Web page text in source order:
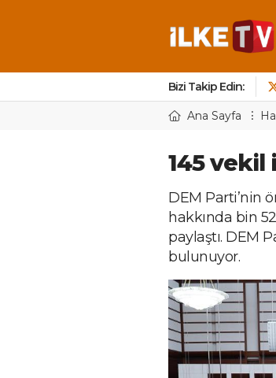
Bizi Takip Edin:
Ana Sayfa
145 vekil
DEM Parti’nin
hakkında bin
paylaştı. DEM
bulunuyor.